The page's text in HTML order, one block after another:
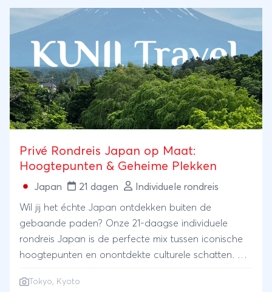
Privé Rondreis Japan op Maat:
Hoogtepunten & Geheime Plekken
Japan 21 dagen Individuele rondreis
Wil jij het échte Japan ontdekken buiten de
gebaande paden? Onze 21-daagse individuele
rondreis Japan is de perfecte mix tussen iconische
hoogtepunten en onontdekte culturele schatten. Als
niet in standaard groepsreizen. Dit reisschema is
Tokyo, Kyoto